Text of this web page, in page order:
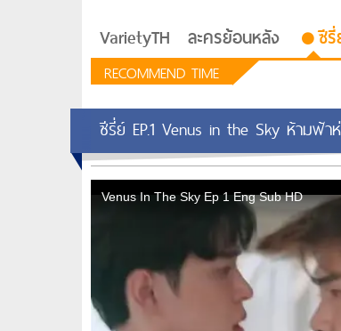
VarietyTH ละครย้อนหลัง ซี
RECOMMEND TIME
รักอยู่ประตูถัด
ซีรีย์เกาหลี
ซีรี่ย์ EP.1 Venus in the Sky ห้ามฟ้